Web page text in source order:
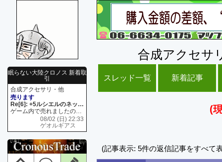
眠らない大陸クロノス 新着取
引
合成アクセサリ・他
売ります
Re[6]: +5ルシエルのネックレス
ゲーム内で売れましたので 在庫がネク1 リング4 となります リングのお値段は80G といたします
08/02 (日) 22:33
ゲオルギアス
合成アクセサ
スレッド一覧 新着記事
(
(記事表示: 5件の返信記事をすべて